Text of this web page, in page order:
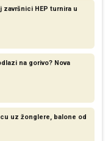
završnici HEP turnira u
na gorivo? Nova
uz žonglere, balone od